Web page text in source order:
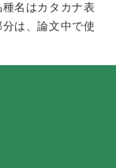
名はカタカナ表
は、論文中で使